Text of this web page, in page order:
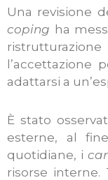
Una revisione
coping ha
l’accettazione
adattarsi a
È stato
esterne, al
quotidiane, i
risorse interne.